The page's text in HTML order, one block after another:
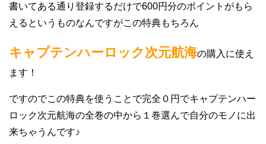
書いてある通り登録するだけで600円分のポイントがもら
えるというものなんですがこの特典もちろん
キャプテンハーロック次元航海の購入に使え
ます！
ですのでこの特典を使うことで完全０円でキャプテンハー
ロック次元航海の全巻の中から１巻選んで自分のモノに出
来ちゃうんです♪